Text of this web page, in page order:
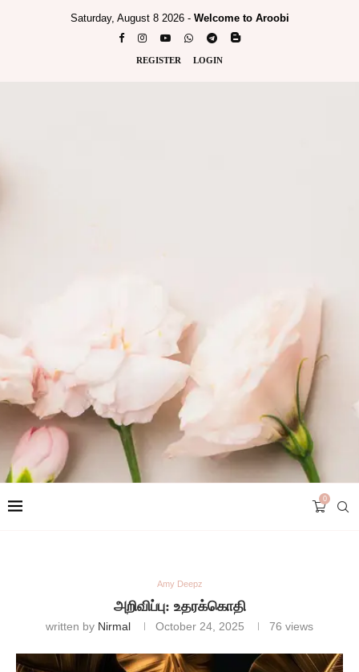
Saturday, August 8 2026 - Welcome to Aroobi
REGISTER LOGIN
0
Amy Deepz
அறிவிப்பு: உதரக்கொதி
written by Nirmal October 24, 2025 76 views